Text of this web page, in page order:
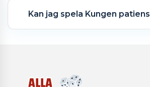
Kan jag spela Kungen